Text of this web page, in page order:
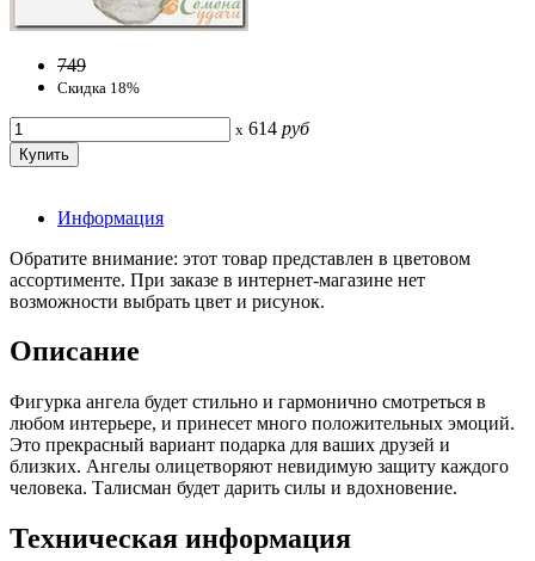
749
Скидка 18%
x 614 руб
Информация
Обратите внимание: этот товар представлен в цветовом
ассортименте. При заказе в интернет-магазине нет
возможности выбрать цвет и рисунок.
Описание
Фигурка ангела будет стильно и гармонично смотреться в
любом интерьере, и принесет много положительных эмоций.
Это прекрасный вариант подарка для ваших друзей и
близких. Ангелы олицетворяют невидимую защиту каждого
человека. Талисман будет дарить силы и вдохновение.
Техническая информация